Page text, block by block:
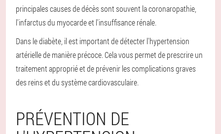
principales causes de décès sont souvent la coronaropathie,
l'infarctus du myocarde et l'insuffisance rénale.
Dans le diabète, il est important de détecter l'hypertension
artérielle de manière précoce. Cela vous permet de prescrire un
traitement approprié et de prévenir les complications graves
des reins et du système cardiovasculaire.
PRÉVENTION DE